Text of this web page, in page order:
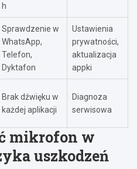
h
Sprawdzenie w
WhatsApp,
Telefon,
Dyktafon
Ustawienia
prywatności,
aktualizacja
appki
Brak dźwięku w
każdej aplikacji
Diagnoza
serwisowa
mikrofon w
uszkodzeń